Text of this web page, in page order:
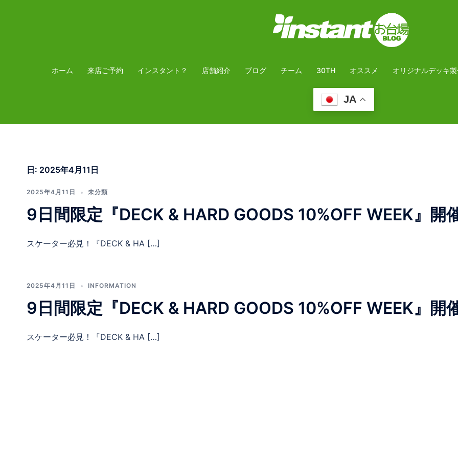
プ
ホーム 来店ご予約 インスタント？ 店舗紹介 ブログ チーム 30TH オススメ オリジナルデッキ
JA
日: 2025年4月11日
2025年4月11日 未分類
9日間限定『DECK & HARD GOODS 10%OFF WEEK』開
スケーター必見！『DECK & HA […]
2025年4月11日 INFORMATION
9日間限定『DECK & HARD GOODS 10%OFF WEEK』開
スケーター必見！『DECK & HA […]